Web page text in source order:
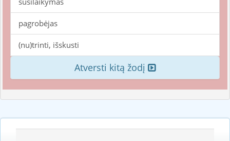
pagrobėjas
(nu)trinti, išskusti
Atversti kitą žodį